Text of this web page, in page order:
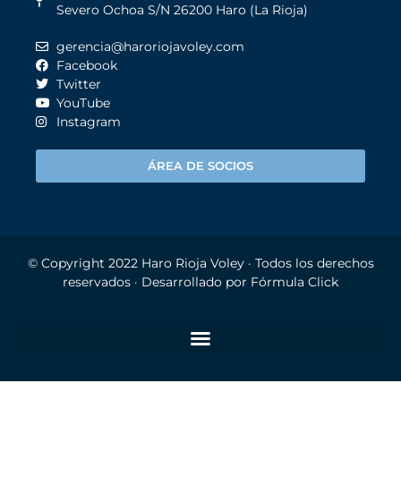
Severo Ochoa S/N 26200 Haro (La Rioja)
gerencia@haroriojavoley.com
Facebook
Twitter
YouTube
Instagram
ÁREA DE SOCIOS
© Copyright 2022 Haro Rioja Voley· Todos los derechos
reservados · Desarrollado por Fórmula Click